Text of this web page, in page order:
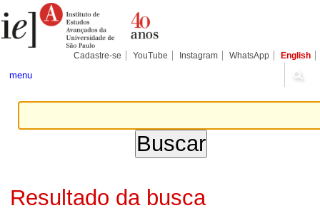
para
conteúdo.
Pessoais
Cadastre-se YouTube Instagram WhatsApp English
menu
Resultado da busca